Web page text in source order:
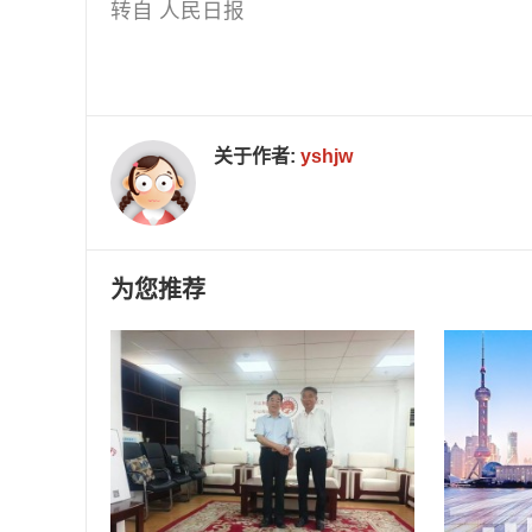
转自 人民日报
关于作者: yshjw
为您推荐